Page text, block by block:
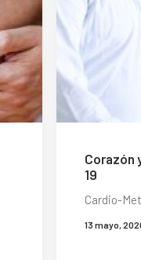
Corazón
19
Cardio-
13 mayo,